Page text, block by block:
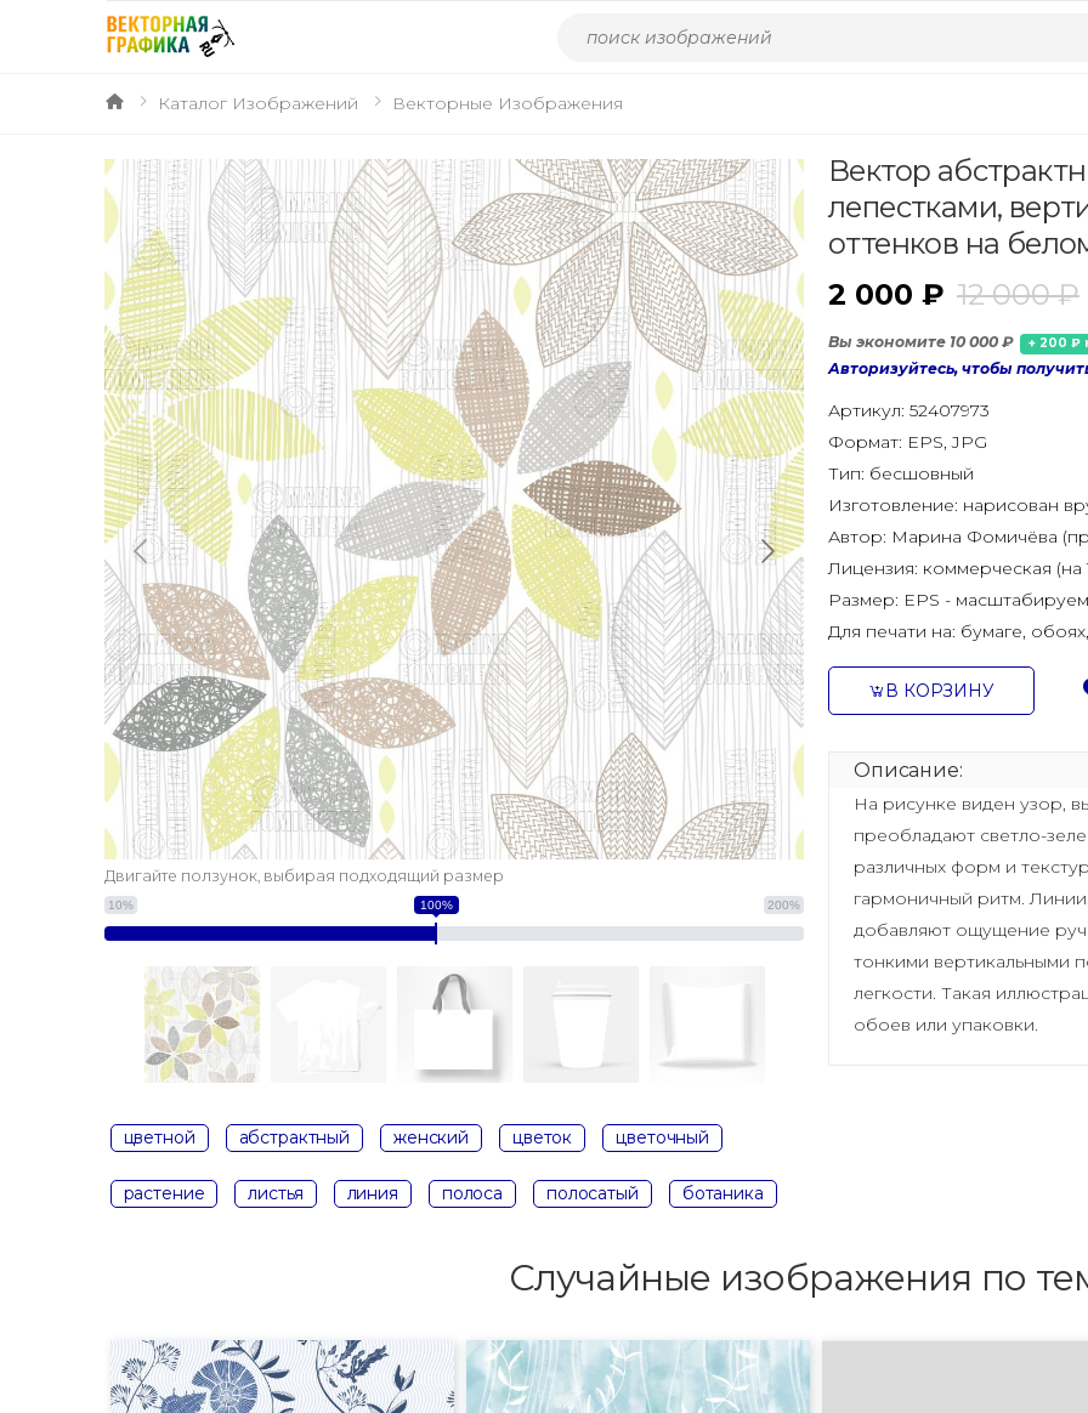
Каталог Изображений Векторные Изображения
Двигайте ползунок, выбирая подходящий размер
10% 200%
100%
цветной абстрактный женский цветок цветочный
растение листья линия полоса полосатый ботаника
Вектор
лепестками,
оттенков на
2 000 ₽ 12 000 ₽
Вы экономите 10 000 ₽ + 200 ₽
Авторизуйтесь, чтобы
Артикул: 52407973
Формат: EPS, JPG
Тип: бесшовный
Изготовление: нарисован
Автор: Марина Фомичёва
Лицензия: коммерческая (на
Размер: EPS -
Для печати на: бумаге,
В КОРЗИНУ
Описание:
На рисунке виден узор,
преобладают светло-
различных форм и
гармоничный ритм.
добавляют ощущение
тонкими вертикальными
легкости. Такая
обоев или упаковки.
Случайные изображения по